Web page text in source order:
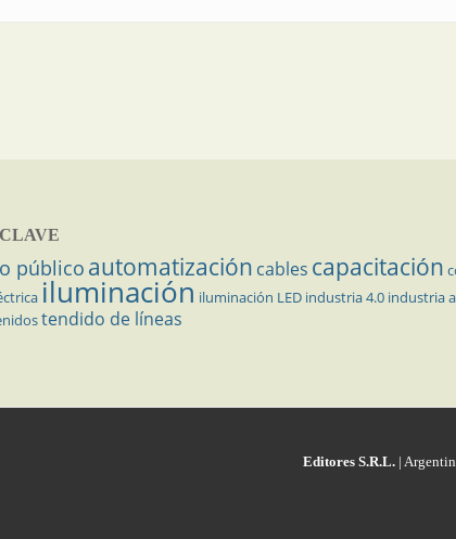
público automatización cables capacitación
iluminación iluminación LED industria 4.0 industria
tendido de líneas
Editores S.R.L.|